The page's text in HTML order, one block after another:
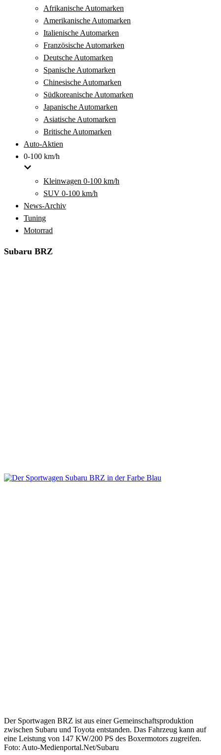
Afrikanische Automarken
Amerikanische Automarken
Italienische Automarken
Französische Automarken
Deutsche Automarken
Spanische Automarken
Chinesische Automarken
Südkoreanische Automarken
Japanische Automarken
Asiatische Automarken
Britische Automarken
Auto-Aktien
0-100 km/h
Kleinwagen 0-100 km/h
SUV 0-100 km/h
News-Archiv
Tuning
Motorrad
Subaru BRZ
Der Sportwagen BRZ ist aus einer Gemeinschaftsproduktion
zwischen Subaru und Toyota entstanden. Das Fahrzeug kann auf
eine Leistung von 147 KW/200 PS des Boxermotors zugreifen.
Foto: Auto-Medienportal.Net/Subaru